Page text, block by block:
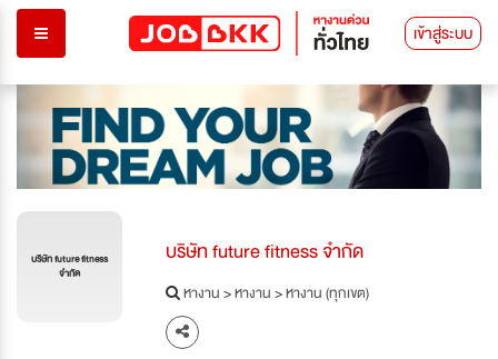
เข้าสู่ระบบ
บริษัท future fitness
จำกัด
บริษัท future fitness จำกัด
หางาน>หางาน>หางาน (ทุกเขต)